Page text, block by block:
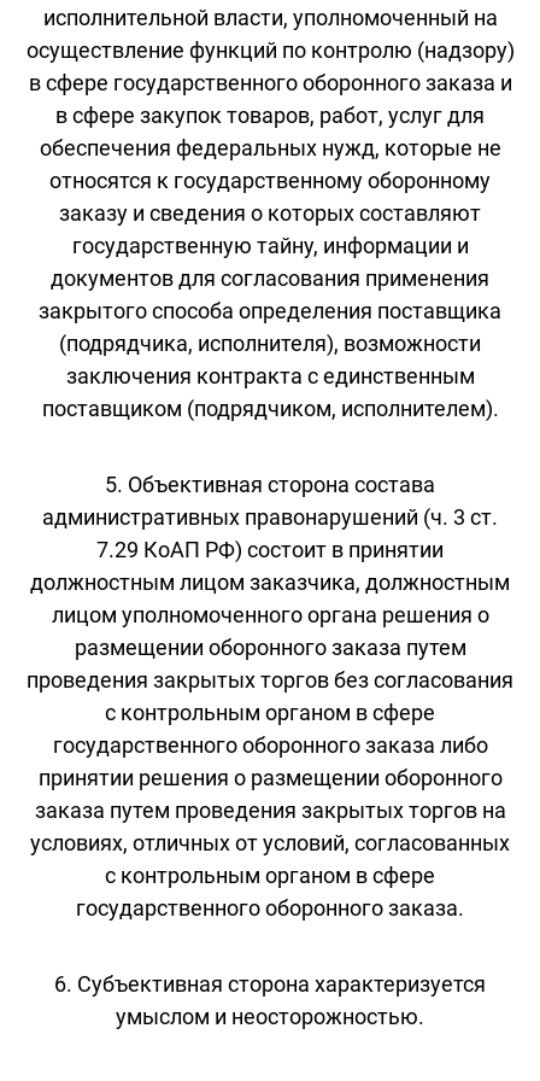
исполнительной власти, уполномоченный на
осуществление функций по контролю (надзору)
в сфере государственного оборонного заказа и
в сфере закупок товаров, работ, услуг для
обеспечения федеральных нужд, которые не
относятся к государственному оборонному
заказу и сведения о которых составляют
государственную тайну, информации и
документов для согласования применения
закрытого способа определения поставщика
(подрядчика, исполнителя), возможности
заключения контракта с единственным
поставщиком (подрядчиком, исполнителем).
5. Объективная сторона состава
административных правонарушений (ч. 3 ст.
7.29 КоАП РФ) состоит в принятии
должностным лицом заказчика, должностным
лицом уполномоченного органа решения о
размещении оборонного заказа путем
проведения закрытых торгов без согласования
с контрольным органом в сфере
государственного оборонного заказа либо
принятии решения о размещении оборонного
заказа путем проведения закрытых торгов на
условиях, отличных от условий, согласованных
с контрольным органом в сфере
государственного оборонного заказа.
6. Субъективная сторона характеризуется
умыслом и неосторожностью.